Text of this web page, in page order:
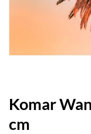
Komar
cm